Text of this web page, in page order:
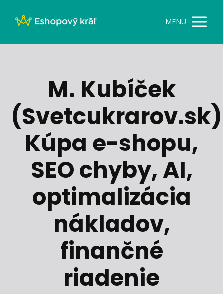
MENU
M. Kubíček
Kúpa e-shopu,
SEO chyby, AI,
optimalizácia
nákladov,
finančné
riadenie